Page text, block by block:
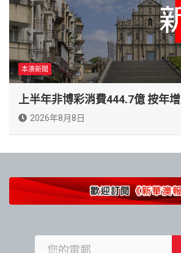
本澳新聞
上半年非博彩消費444.7億 按年
2026年8月8日